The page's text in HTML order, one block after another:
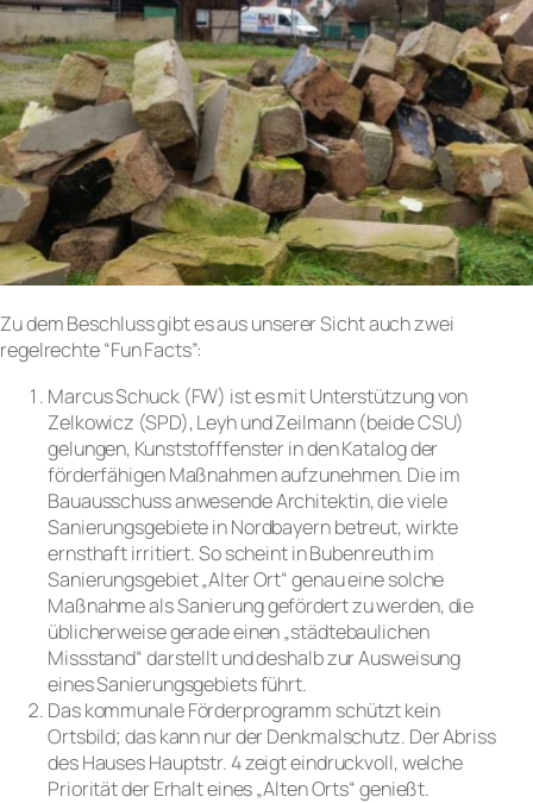
Zu dem Beschluss gibt es aus unserer Sicht auch zwei
regelrechte “Fun Facts”:
Marcus Schuck (FW) ist es mit Unterstützung von
Zelkowicz (SPD), Leyh und Zeilmann (beide CSU)
gelungen, Kunststofffenster in den Katalog der
förderfähigen Maßnahmen aufzunehmen. Die im
Bauausschuss anwesende Architektin, die viele
Sanierungsgebiete in Nordbayern betreut, wirkte
ernsthaft irritiert. So scheint in Bubenreuth im
Sanierungsgebiet „Alter Ort“ genau eine solche
Maßnahme als Sanierung gefördert zu werden, die
üblicherweise gerade einen „städtebaulichen
Missstand“ darstellt und deshalb zur Ausweisung
eines Sanierungsgebiets führt.
Das kommunale Förderprogramm schützt kein
Ortsbild; das kann nur der Denkmalschutz. Der Abriss
des Hauses Hauptstr. 4 zeigt eindruckvoll, welche
Priorität der Erhalt eines „Alten Orts“ genießt.